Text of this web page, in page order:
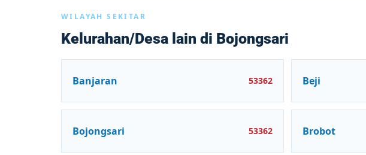
WILAYAH SEKITAR
Kelurahan/Desa lain di Bojongsari
Banjaran 53362 Beji
Bojongsari 53362 Brobot